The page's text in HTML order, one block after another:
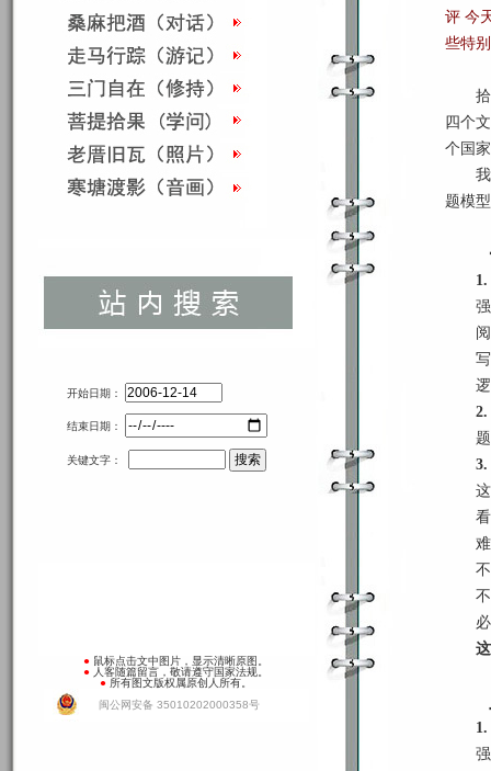
开始日期：
结束日期：
关键文字：
● 鼠标点击文中图片，显示清晰原图。
● 人客随篇留言，敬请遵守国家法规。
● 所有图文版权属原创人所有。
闽公网安备 35010202000358号
评 今
些特
四个
个国
题模
1.
3.
1.